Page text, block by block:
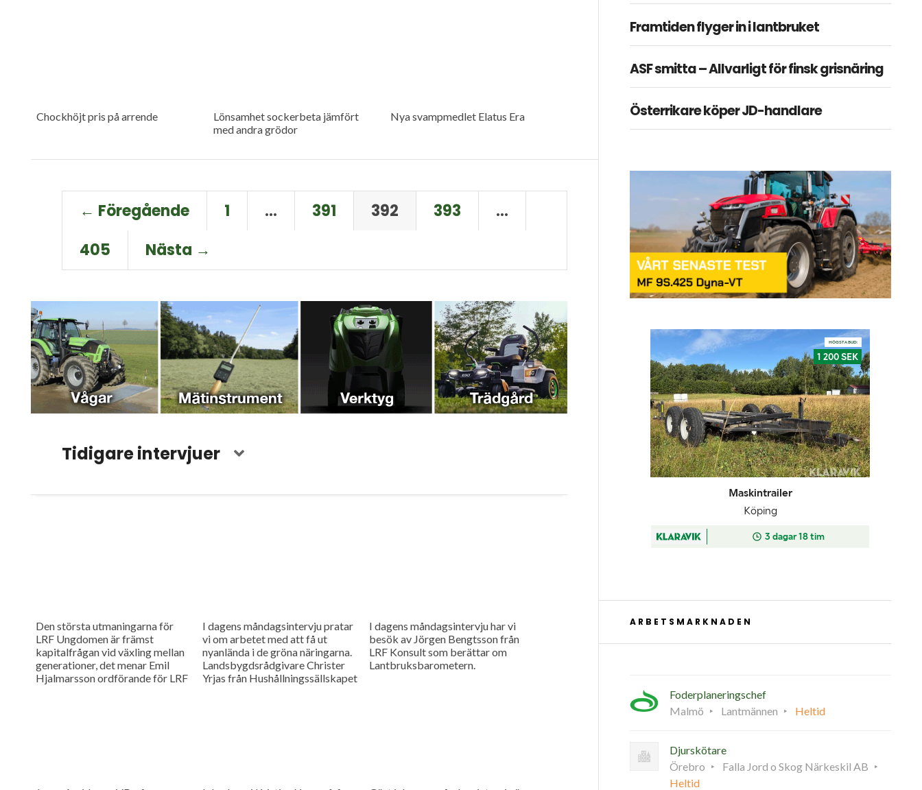
Chockhöjt pris på arrende
Lönsamhet sockerbeta jämfört
med andra grödor
Nya svampmedlet Elatus Era
← Föregående 1 … 391 392 393
…
405
Nästa →
Tidigare intervjuer
Den största utmaningarna för
LRF Ungdomen är främst
kapitalfrågan vid växling mellan
generationer, det menar Emil
Hjalmarsson ordförande för LRF
I dagens måndagsintervju pratar
vi om arbetet med att få ut
nyanlända i de gröna näringarna.
Landsbygdsrådgivare Christer
Yrjas från Hushållningssällskapet
I dagens måndagsintervju har vi
besök av Jörgen Bengtsson från
LRF Konsult som berättar om
Lantbruksbarometern.
Framtiden flyger in i lantbruket
ASF smitta – Allvarligt för finsk grisnäring
Österrikare köper JD-handlare
ARBETSMARKNADEN
Foderplaneringschef
Malmö
Lantmännen Heltid
Djurskötare
Örebro
Falla Jord o Skog Närkeskil AB
Heltid